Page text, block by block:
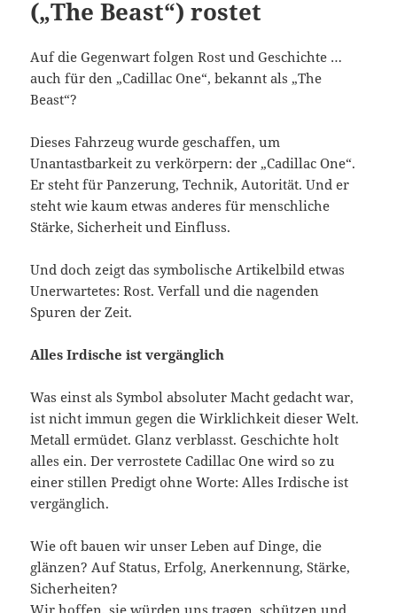
(„The Beast“) rostet
Auf die Gegenwart folgen Rost und Geschichte …
auch für den „Cadillac One“, bekannt als „The
Beast“?
Dieses Fahrzeug wurde geschaffen, um
Unantastbarkeit zu verkörpern: der „Cadillac One“.
Er steht für Panzerung, Technik, Autorität. Und er
steht wie kaum etwas anderes für menschliche
Stärke, Sicherheit und Einfluss.
Und doch zeigt das symbolische Artikelbild etwas
Unerwartetes: Rost. Verfall und die nagenden
Spuren der Zeit.
Alles Irdische ist vergänglich
Was einst als Symbol absoluter Macht gedacht war,
ist nicht immun gegen die Wirklichkeit dieser Welt.
Metall ermüdet. Glanz verblasst. Geschichte holt
alles ein. Der verrostete Cadillac One wird so zu
einer stillen Predigt ohne Worte: Alles Irdische ist
vergänglich.
Wie oft bauen wir unser Leben auf Dinge, die
glänzen? Auf Status, Erfolg, Anerkennung, Stärke,
Sicherheiten?
Wir hoffen, sie würden uns tragen, schützen und